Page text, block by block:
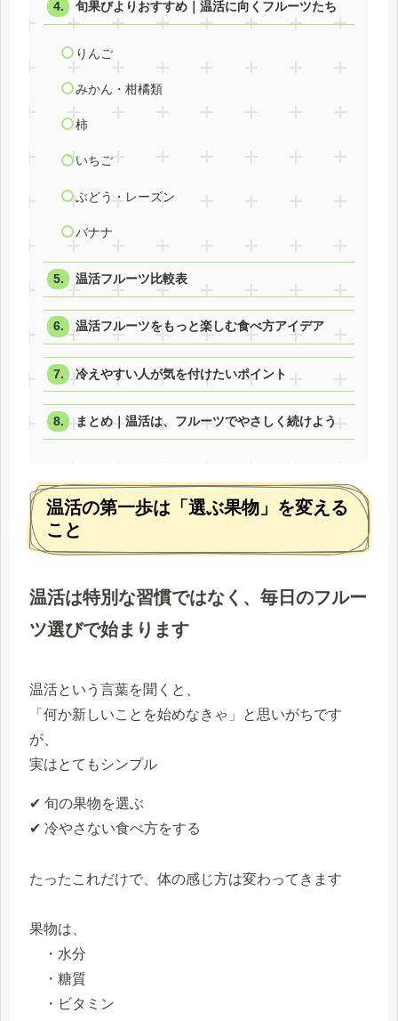
旬果びよりおすすめ｜温活に向くフルーツたち
りんご
みかん・柑橘類
柿
いちご
ぶどう・レーズン
バナナ
温活フルーツ比較表
温活フルーツをもっと楽しむ食べ方アイデア
冷えやすい人が気を付けたいポイント
まとめ｜温活は、フルーツでやさしく続けよう
温活の第一歩は「選ぶ果物」を変える
こと
温活は特別な習慣ではなく、毎日のフルー
ツ選びで始まります
温活という言葉を聞くと、
「何か新しいことを始めなきゃ」と思いがちです
が、
実はとてもシンプル
✔ 旬の果物を選ぶ
✔ 冷やさない食べ方をする
たったこれだけで、体の感じ方は変わってきます
果物は、
・水分
・糖質
・ビタミン